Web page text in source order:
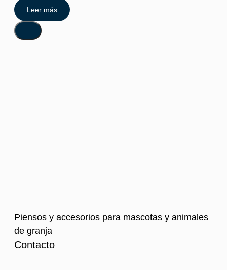
Leer más
Piensos y accesorios para mascotas y animales
de granja
Contacto